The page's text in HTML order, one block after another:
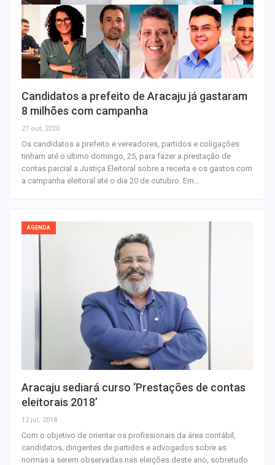
Candidatos a prefeito de Aracaju já gastaram
8 milhões com campanha
27 out, 2020
Os candidatos a prefeito e vereadores, partidos e coligações
tinham até o último domingo, 25, para fazer a prestação de
contas parcial a Justiça Eleitoral sobre a receita e os gastos com
a campanha eleitoral até o dia 20 de outubro. Em…
AGENDA
Aracaju sediará curso ‘Prestações de contas
eleitorais 2018’
12 jul, 2018
Com o objetivo de orientar os profissionais da área contábil,
candidatos, dirigentes de partidos e advogados sobre as
normas a serem observadas nas eleições deste ano, sobretudo